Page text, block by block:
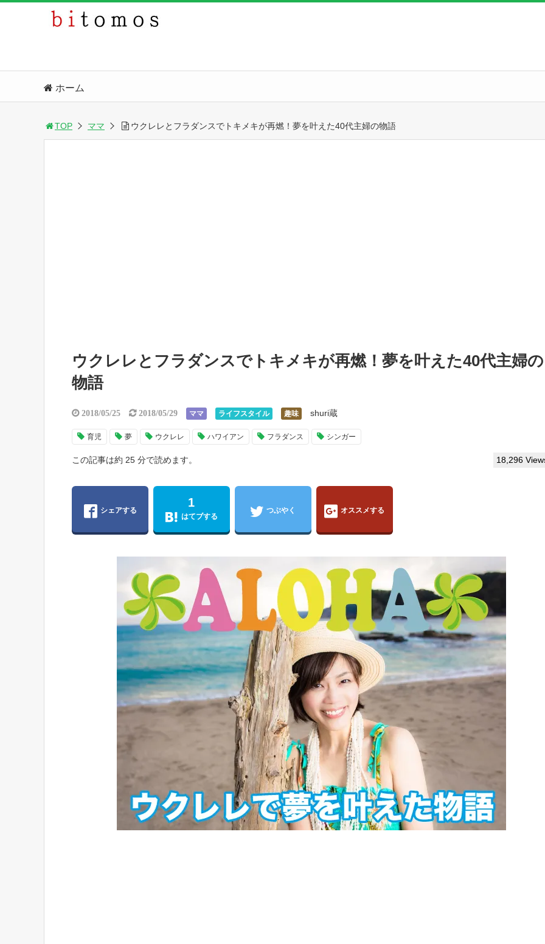
ホーム
TOP ママ ウクレレとフラダンスでトキメキが再燃！夢を叶えた40代主婦の物語
ウクレレとフラダンスでトキメキが再燃！夢を叶えた40代主婦の
物語
2018/05/25 2018/05/29 ママ ライフスタイル 趣味 shuri蔵
育児 夢 ウクレレ ハワイアン フラダンス シンガー
この記事は約 25 分で読めます。 18,296
シェアする
1
はてブする
つぶやく オススメする